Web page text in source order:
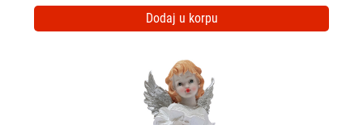
Dodaj u korpu